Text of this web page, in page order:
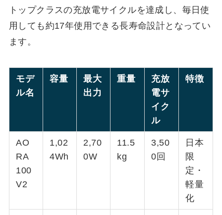
トップクラスの充放電サイクルを達成し、毎日使
用しても約17年使用できる長寿命設計となってい
ます。
モデ
ル名
容量
最大
出力
重量
充放
電サ
イク
ル
特徴
AO
RA
100
V2
1,02
4Wh
2,70
0W
11.5
kg
3,50
0回
日本
限
定・
軽量
化